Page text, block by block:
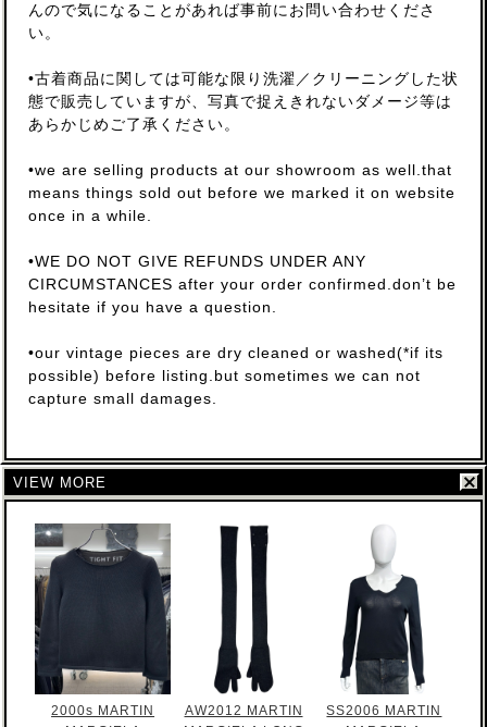
んので気になることがあれば事前にお問い合わせくださ
い。
•古着商品に関しては可能な限り洗濯／クリーニングした状
態で販売していますが、写真で捉えきれないダメージ等は
あらかじめご了承ください。
•we are selling products at our showroom as well.that
means things sold out before we marked it on website
once in a while.
•WE DO NOT GIVE REFUNDS UNDER ANY
CIRCUMSTANCES after your order confirmed.don’t be
hesitate if you have a question.
•our vintage pieces are dry cleaned or washed(*if its
possible) before listing.but sometimes we can not
capture small damages.
VIEW MORE
2000s MARTIN
AW2012 MARTIN
SS2006 MARTIN